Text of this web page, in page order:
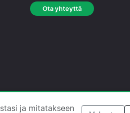
Ota yhteyttä
·Evästekäytäntö·
ja mitatakseen